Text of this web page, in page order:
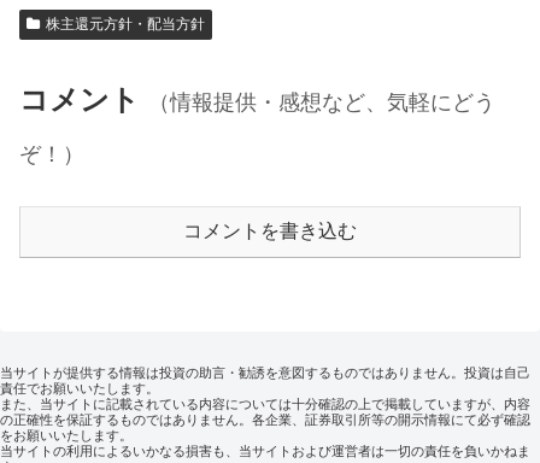
株主還元方針・配当方針
コメント
（情報提供・感想など、気軽にどう
ぞ！）
コメントを書き込む
当サイトが提供する情報は投資の助言・勧誘を意図するものではありません。投資は自己
責任でお願いいたします。
また、当サイトに記載されている内容については十分確認の上で掲載していますが、内容
の正確性を保証するものではありません。各企業、証券取引所等の開示情報にて必ず確認
をお願いいたします。
当サイトの利用によるいかなる損害も、当サイトおよび運営者は一切の責任を負いかねま